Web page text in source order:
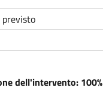
previsto
dell'intervento: 100%